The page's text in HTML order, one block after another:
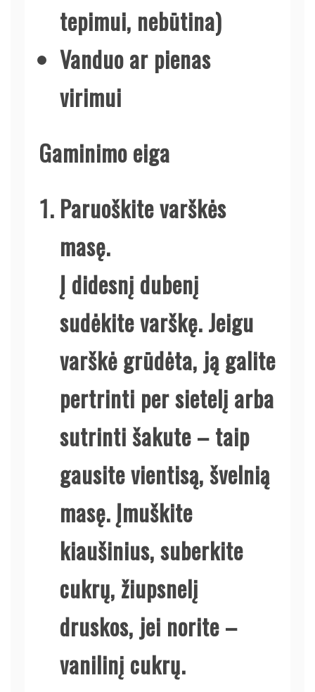
tepimui, nebūtina)
Vanduo ar pienas
virimui
Gaminimo eiga
Paruoškite varškės
masę.
Į didesnį dubenį
sudėkite varškę. Jeigu
varškė grūdėta, ją galite
pertrinti per sietelį arba
sutrinti šakute – taip
gausite vientisą, švelnią
masę. Įmuškite
kiaušinius, suberkite
cukrų, žiupsnelį
druskos, jei norite –
vanilinį cukrų.